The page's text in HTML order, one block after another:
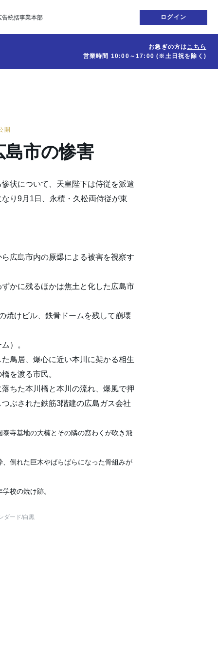
告統括事業本部 ログイン
お急ぎの方はこちら
営業時間 10:00～17:00(※土日祝を除く)
開
市の惨害
状について、天皇陛下は侍従を派遣
り9月1日、永積・久松両侍従が東
広島市内の原爆による被害を視察す
かに残るほかは焦土と化した広島市
焼けビル、鉄骨ドームを残して崩壊
）。
鳥居、爆心に近い本川に架かる相生
を渡る市民。
ちた本川橋と本川の流れ、爆風で押
ぶされた鉄筋3階建の広島ガス会社
寺基地の大楠とその隣の窓わくが吹き飛
倒れた巨木やばらばらになった骨組みが
校の焼け跡。
ダード/白黒